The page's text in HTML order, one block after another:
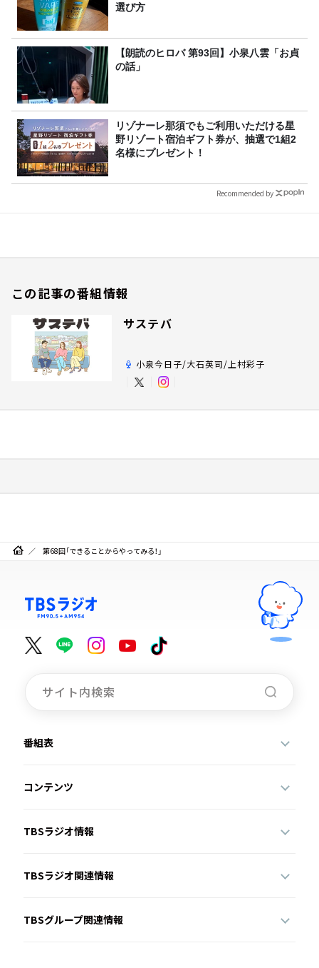
選び方
【朗読のヒロバ 第93回】小泉八雲「お貞
の話」
リゾナーレ那須でもご利用いただける星
野リゾート宿泊ギフト券が、抽選で1組2
名様にプレゼント！
Recommended by
この記事の番組情報
サステバ
小泉今日子/大石英司/上村彩子
第68回「できることからやってみる！」
番組表
コンテンツ
TBSラジオ情報
TBSラジオ関連情報
TBSグループ関連情報